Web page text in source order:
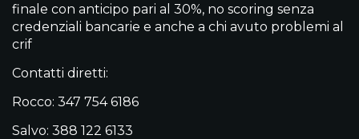
finale con anticipo pari al 30%, no scoring senza
credenziali bancarie e anche a chi avuto problemi al
crif
Contatti diretti:
Rocco: 347 754 6186
Salvo: 388 122 6133